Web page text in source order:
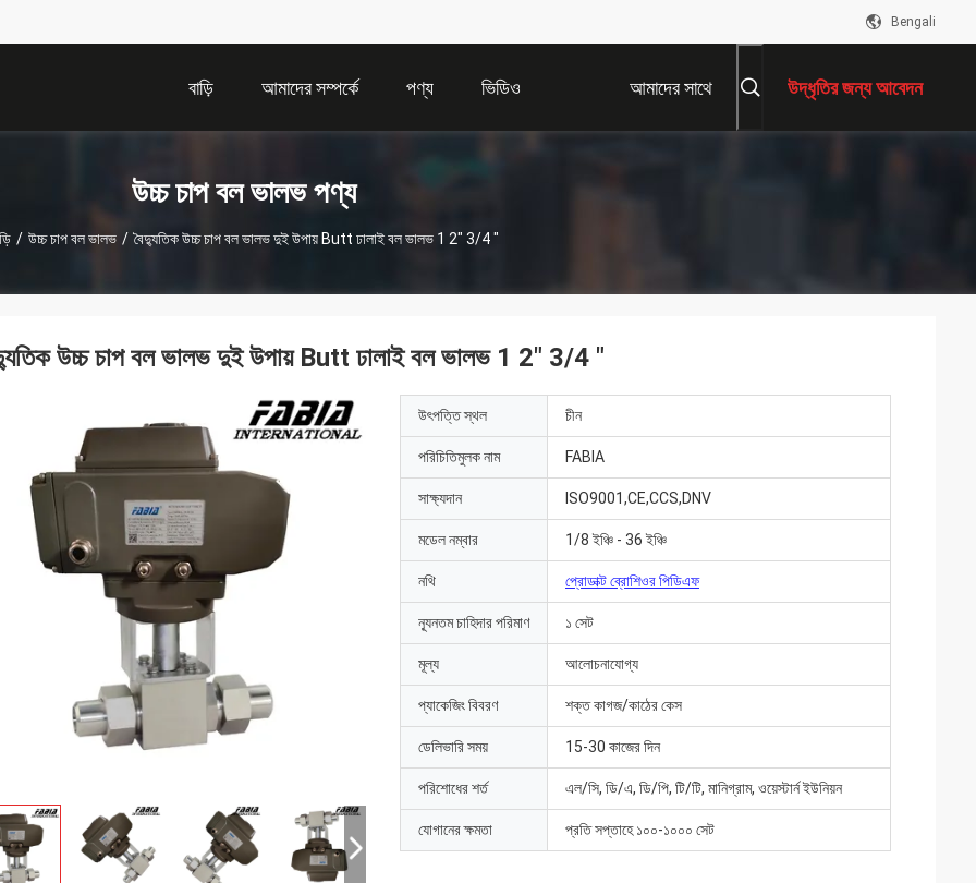
Bengali
বাড়ি আমাদের সম্পর্কে পণ্য ভিডিও আমাদের সাথে উদ্ধৃতির জন্য আবেদন
উচ্চ চাপ বল ভালভ পণ্য
/ উচ্চ চাপ বল ভালভ / বৈদ্যুতিক উচ্চ চাপ বল ভালভ দুই উপায় Butt ঢালাই বল ভালভ 1 2" 3/4 "
উচ্চ চাপ বল ভালভ দুই উপায় Butt ঢালাই বল ভালভ 1 2" 3/4 "
উৎপত্তি স্থল চীন
পরিচিতিমুলক নাম FABIA
সাক্ষ্যদান ISO9001,CE,CCS,DNV
মডেল নম্বার 1/8 ইঞ্চি - 36 ইঞ্চি
নথি প্রোডাক্ট ব্রোশিওর পিডিএফ
ন্যূনতম চাহিদার পরিমাণ ১ সেট
মূল্য আলোচনাযোগ্য
প্যাকেজিং বিবরণ শক্ত কাগজ/কাঠের কেস
ডেলিভারি সময় 15-30 কাজের দিন
পরিশোধের শর্ত এল/সি, ডি/এ, ডি/পি, টি/টি, মানিগ্রাম, ওয়েস্টার্ন ইউনিয়ন
যোগানের ক্ষমতা প্রতি সপ্তাহে ১০০-১০০০ সেট